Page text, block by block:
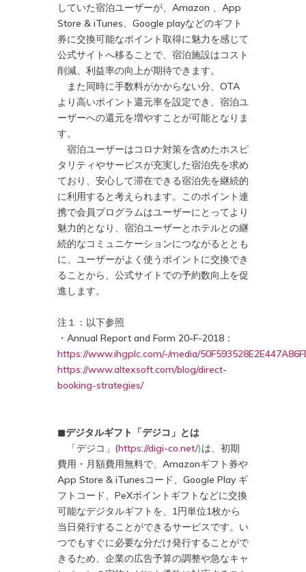
していた宿泊ユーザーが、Amazon 、App
Store & iTunes、Google playなどのギフト
券に交換可能なポイント取得に魅力を感じて
公式サイトへ移ることで、宿泊施設はコスト
削減、利益率の向上が期待できます。
また同時に手数料がかからない分、OTA
より高いポイント還元率を設定でき、宿泊ユ
ーザーへの還元を増やすことが可能となりま
す。
宿泊ユーザーはコロナ対策を含めたホスピ
タリティやサービスが充実した宿泊先を求め
ており、安心して滞在できる宿泊先を継続的
に利用すると考えられます。このポイント連
携で会員プログラムはユーザーにとってより
魅力的となり、宿泊ユーザーとホテルとの継
続的なコミュニケーションにつながるととも
に、ユーザーがよく使うポイントに交換でき
ることから、公式サイトでの予約数向上を促
進します。
注１：以下参照
・Annual Report and Form 20-F-2018：
https://www.ihgplc.com/-/media/
https://www.altexsoft.com/blog/direct-
booking-strategies/
◼︎デジタルギフト「デジコ」とは
「デジコ」(https://digi-co.net/)は、初期
費用・月額費用無料で、Amazonギフト券や
App Store & iTunesコード、Google Play ギ
フトコード、PeXポイントギフトなどに交換
可能なデジタルギフトを、1円単位1枚から
当日発行することができるサービスです。い
つでもすぐに必要な分だけ発行することがで
きるため、企業の広告予算の調整や急なキャ